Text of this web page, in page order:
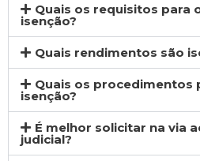
Quais os requisitos para
isenção?
Quais rendimentos são
Quais os procedimentos
isenção?
É melhor solicitar na via
judicial?